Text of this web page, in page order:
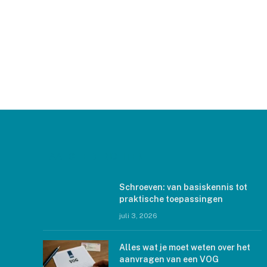
Schroeven: van basiskennis tot
praktische toepassingen
juli 3, 2026
Alles wat je moet weten over het
aanvragen van een VOG